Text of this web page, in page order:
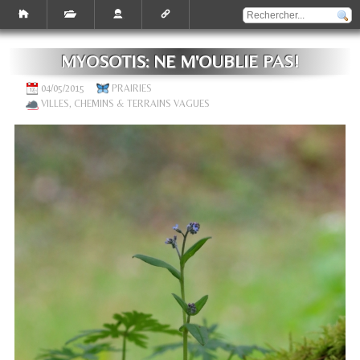
MYOSOTIS: NE M'OUBLIE PAS!
04/05/2015
PRAIRIES
VILLES, CHEMINS & TERRAINS VAGUES